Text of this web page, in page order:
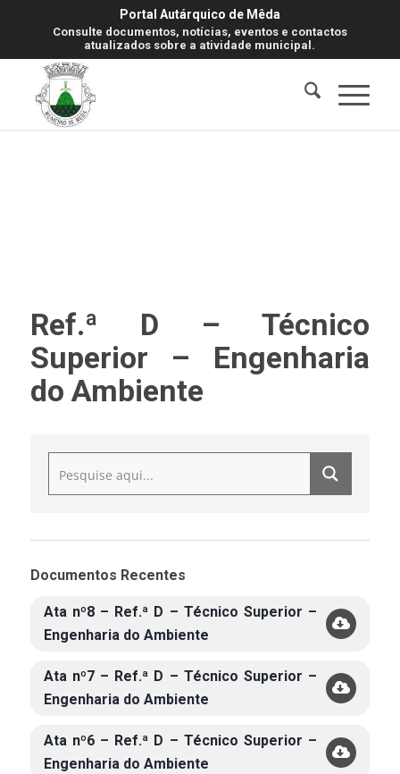
Portal Autárquico de Mêda
Consulte documentos, notícias, eventos e contactos
atualizados sobre a atividade municipal.
Ref.ª D – Técnico
Superior – Engenharia
do Ambiente
Documentos Recentes
Ata nº8 – Ref.ª D – Técnico Superior –
Engenharia do Ambiente
Ata nº7 – Ref.ª D – Técnico Superior –
Engenharia do Ambiente
Ata nº6 – Ref.ª D – Técnico Superior –
Engenharia do Ambiente